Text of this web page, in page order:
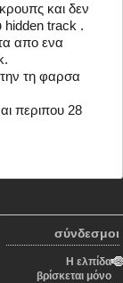
και δεν
hidden track .
απο ενα
τη φαρσα
περιπου 28
σύνδεσμοι
Η ελπίδα
βρίσκεται μόνο